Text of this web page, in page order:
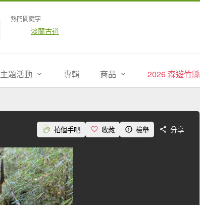
熱門關鍵字
淡蘭古道
主題活動 專輯 商品 2026 森遊竹縣
拍個手吧 收藏 檢舉 分享